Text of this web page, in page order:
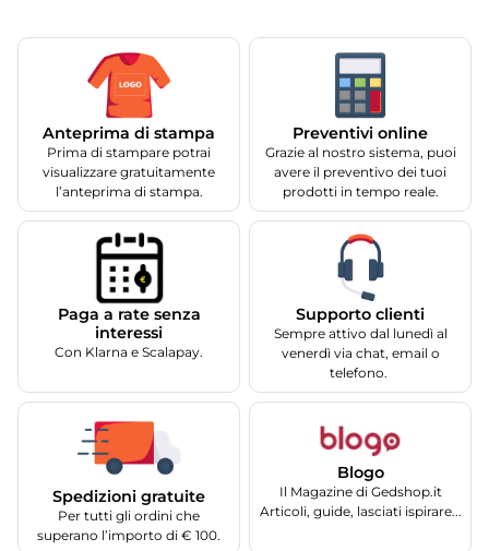
Anteprima di stampa
Prima di stampare potrai
visualizzare gratuitamente
l’anteprima di stampa.
Preventivi online
Grazie al nostro sistema, puoi
avere il preventivo dei tuoi
prodotti in tempo reale.
Paga a rate senza
interessi
Con Klarna e Scalapay.
Supporto clienti
Sempre attivo dal lunedì al
venerdì via chat, email o
telefono.
Spedizioni gratuite
Per tutti gli ordini che
superano l’importo di € 100.
Blogo
Il Magazine di Gedshop.it
Articoli, guide, lasciati ispirare...